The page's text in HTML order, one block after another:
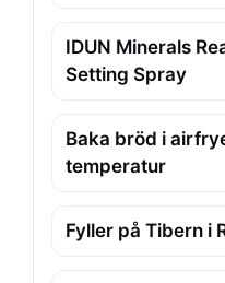
IDUN Minerals
Setting Spray
Baka bröd i
temperatur
Fyller på Tibern i